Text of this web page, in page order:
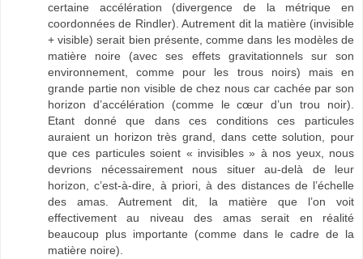
certaine accélération (divergence de la métrique en
coordonnées de Rindler). Autrement dit la matière (invisible
+ visible) serait bien présente, comme dans les modèles de
matière noire (avec ses effets gravitationnels sur son
environnement, comme pour les trous noirs) mais en
grande partie non visible de chez nous car cachée par son
horizon d’accélération (comme le cœur d’un trou noir).
Etant donné que dans ces conditions ces particules
auraient un horizon très grand, dans cette solution, pour
que ces particules soient « invisibles » à nos yeux, nous
devrions nécessairement nous situer au-delà de leur
horizon, c’est-à-dire, à priori, à des distances de l’échelle
des amas. Autrement dit, la matière que l’on voit
effectivement au niveau des amas serait en réalité
beaucoup plus importante (comme dans le cadre de la
matière noire).